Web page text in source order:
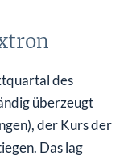
des
überzeugt
der Kurs der
Das lag